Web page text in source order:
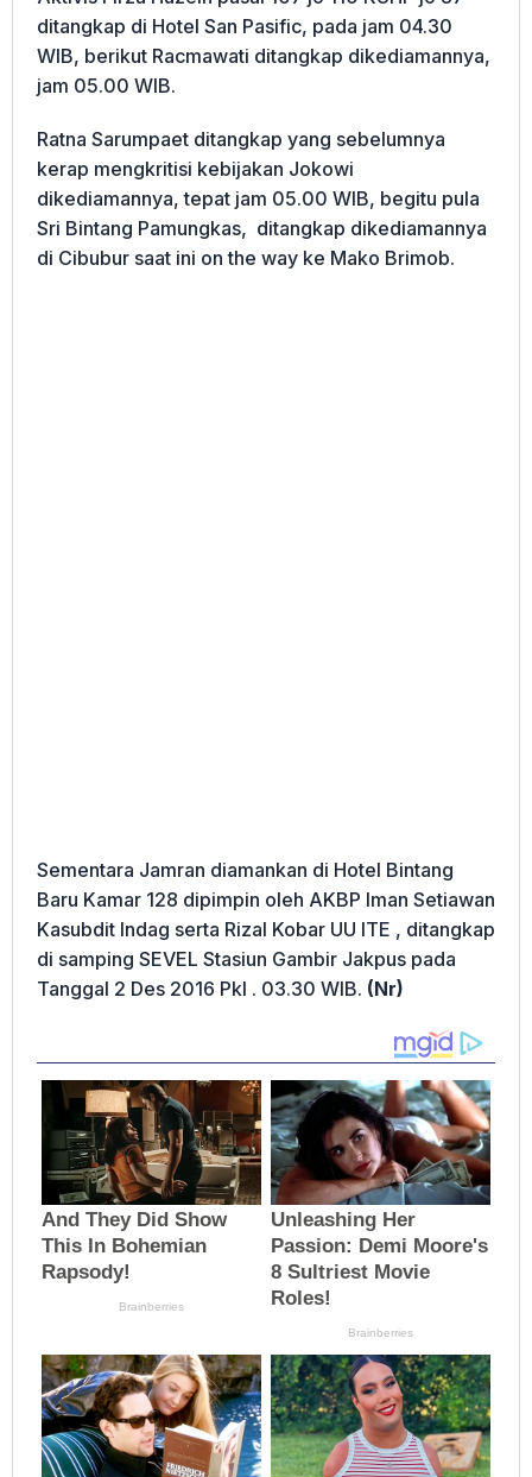
ditangkap di Hotel San Pasific, pada jam 04.30
WIB, berikut Racmawati ditangkap dikediamannya,
jam 05.00 WIB.
Ratna Sarumpaet ditangkap yang sebelumnya
kerap mengkritisi kebijakan Jokowi
dikediamannya, tepat jam 05.00 WIB, begitu pula
Sri Bintang Pamungkas, ditangkap dikediamannya
di Cibubur saat ini on the way ke Mako Brimob.
Sementara Jamran diamankan di Hotel Bintang
Baru Kamar 128 dipimpin oleh AKBP Iman Setiawan
Kasubdit Indag serta Rizal Kobar UU ITE , ditangkap
di samping SEVEL Stasiun Gambir Jakpus pada
Tanggal 2 Des 2016 Pkl . 03.30 WIB. (Nr)